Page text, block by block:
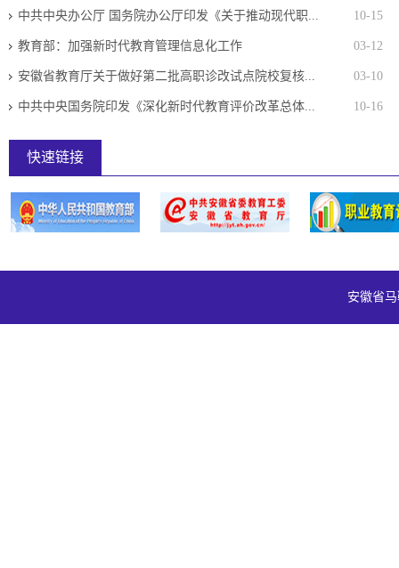
10-15
中共中央办公厅 国务院办公厅印发《关于推动现代职...
03-12
教育部：加强新时代教育管理信息化工作
03-10
安徽省教育厅关于做好第二批高职诊改试点院校复核...
10-16
中共中央国务院印发《深化新时代教育评价改革总体...
快速链接
安徽省马